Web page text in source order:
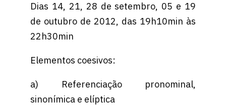
Dias 14, 21, 28 de setembro, 05 e 19
de outubro de 2012, das 19h10min às
22h30min
Elementos coesivos:
a) Referenciação pronominal,
sinonímica e elíptica